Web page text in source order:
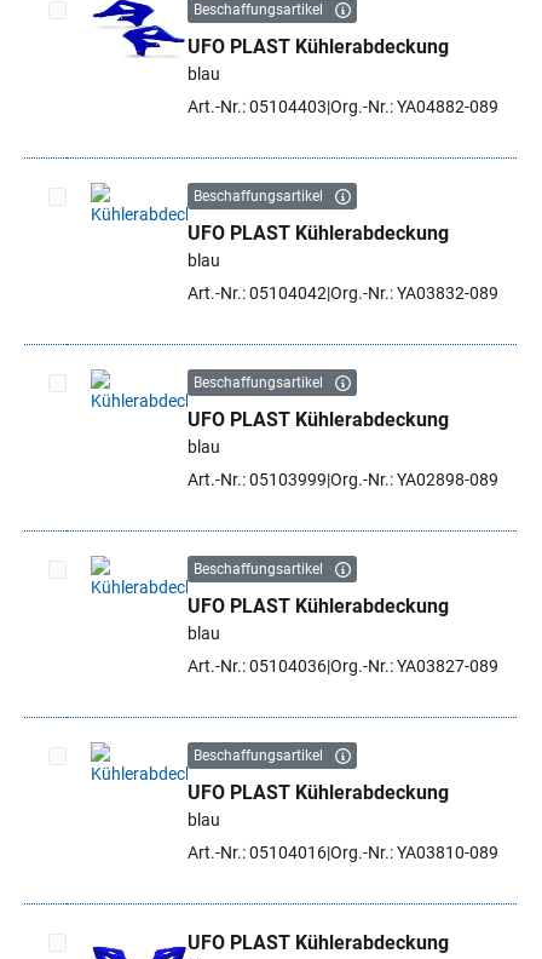
Artikel auswählen
Beschaffungsartikel
UFO PLAST Kühlerabdeckung
blau
Art.-Nr.: 05104403 Org.-Nr.: YA04882-089
Artikel auswählen
Beschaffungsartikel
UFO PLAST Kühlerabdeckung
blau
Art.-Nr.: 05104042 Org.-Nr.: YA03832-089
Artikel auswählen
Beschaffungsartikel
UFO PLAST Kühlerabdeckung
blau
Art.-Nr.: 05103999 Org.-Nr.: YA02898-089
Artikel auswählen
Beschaffungsartikel
UFO PLAST Kühlerabdeckung
blau
Art.-Nr.: 05104036Org.-Nr.: YA03827-089
Artikel auswählen
Beschaffungsartikel
UFO PLAST Kühlerabdeckung
blau
Art.-Nr.: 05104016Org.-Nr.: YA03810-089
UFO PLAST Kühlerabdeckung